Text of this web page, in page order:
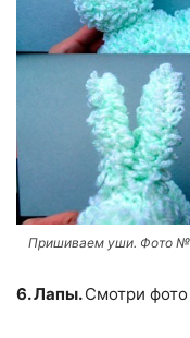
Пришиваем уши. Фото
6. Лапы.Смотри